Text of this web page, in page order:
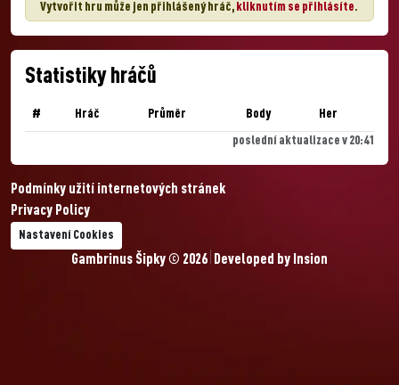
Vytvořit hru může jen přihlášený hráč, kliknutím se přihlásíte.
Statistiky hráčů
# Hráč Průměr Body Her
poslední aktualizace v 20:41
Podmínky užití internetových stránek
Privacy Policy
Nastavení Cookies
Gambrinus Šipky © 2026 Developed by Insion